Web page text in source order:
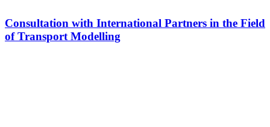
Consultation with International Partners in the Field
of Transport Modelling